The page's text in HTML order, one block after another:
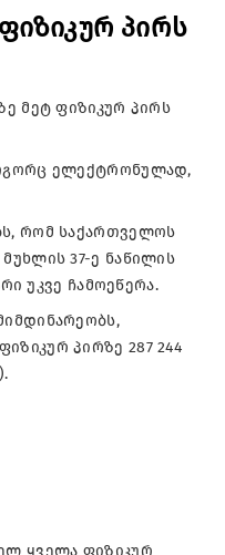
პირს
მეტ ფიზიკურ პირს
ელექტრონულად,
რომ საქართველოს
37-ე ნაწილის
უკვე ჩამოეწერა.
პირზე 287 244
ყველა ფიზიკურ